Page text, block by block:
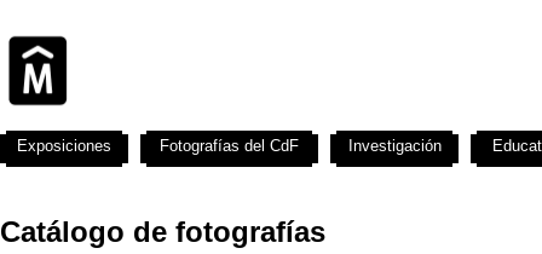
Catálogo de fotografías
Exposiciones Fotografías del CdF Investigación